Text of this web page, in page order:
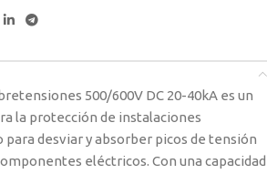
500/600V DC 20-40kA es un
la protección de instalaciones
desviar y absorber picos de tensión
eléctricos. Con una capacidad